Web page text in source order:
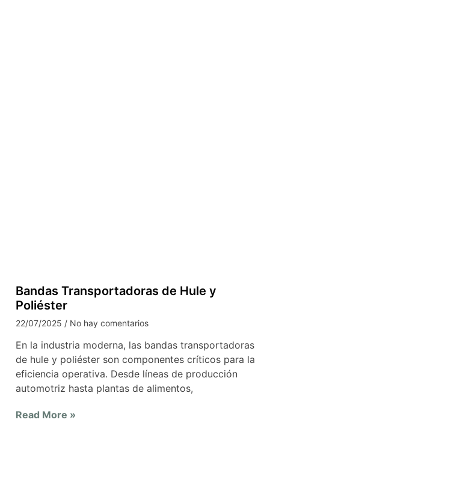
Bandas Transportadoras de Hule y
Poliéster
22/07/2025 No hay comentarios
En la industria moderna, las bandas transportadoras
de hule y poliéster son componentes críticos para la
eficiencia operativa. Desde líneas de producción
automotriz hasta plantas de alimentos,
Read More »